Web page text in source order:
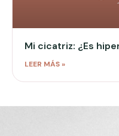
Mi cicatriz: ¿Es
LEER MÁS »